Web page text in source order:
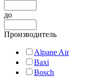
до
Производитель
Alpane Air
Baxi
Bosch